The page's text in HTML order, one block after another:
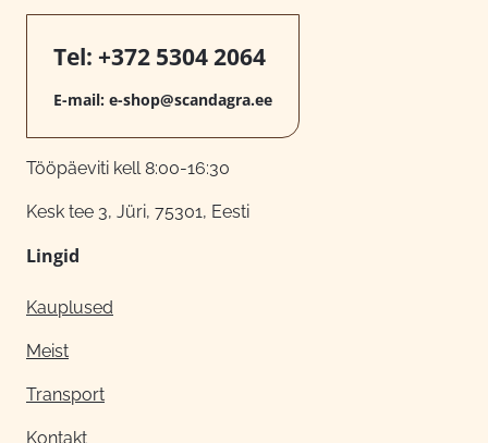
Tel: +372 5304 2064
E-mail: e-shop@scandagra.ee
Tööpäeviti kell 8:00-16:30
Kesk tee 3, Jüri, 75301, Eesti
Lingid
Kauplused
Meist
Transport
Kontakt